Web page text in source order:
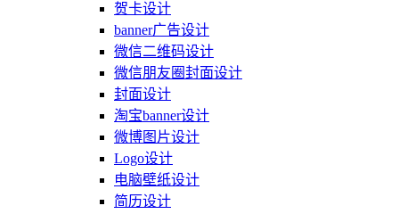
贺卡设计
banner广告设计
微信二维码设计
微信朋友圈封面设计
封面设计
淘宝banner设计
微博图片设计
Logo设计
电脑壁纸设计
简历设计